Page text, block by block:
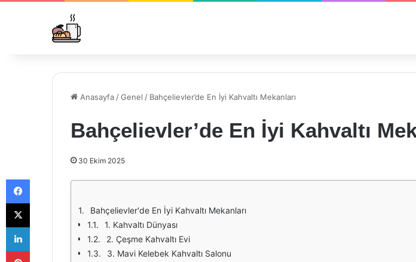
Anasayfa /Genel / Bahçelievler’de En İyi Kahvaltı Mekanları
Bahçelievler’de En İyi Kahvaltı
30 Ekim 2025
Bahçelievler'de En İyi Kahvaltı Mekanları
1. Kahvaltı Dünyası
2. Çeşme Kahvaltı Evi
3. Mavi Kelebek Kahvaltı Salonu
Facebook
X
LinkedIn
Pinterest